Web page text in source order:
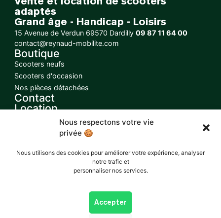
Nous respectons votre vie
privée 🍪
Nous utilisons des cookies pour améliorer votre expérience, analyser
notre trafic et
personnaliser nos services.
Accepter
Vente et location de scooters
adaptés
Grand âge - Handicap - Loisirs
15 Avenue de Verdun 69570 Dardilly 09 87 11 64 00
contact@reynaud-mobilite.com
Boutique
Scooters neufs
Scooters d'occasion
Nos pièces détachées
Contact
Location
Financements
Maintenance
Règlementations
Code de la route
Suivez-nous (en création)